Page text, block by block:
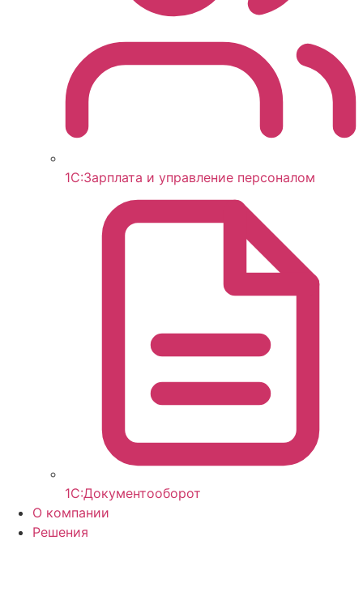
1С:Зарплата и управление персоналом
1С:Документооборот
О компании
Решения